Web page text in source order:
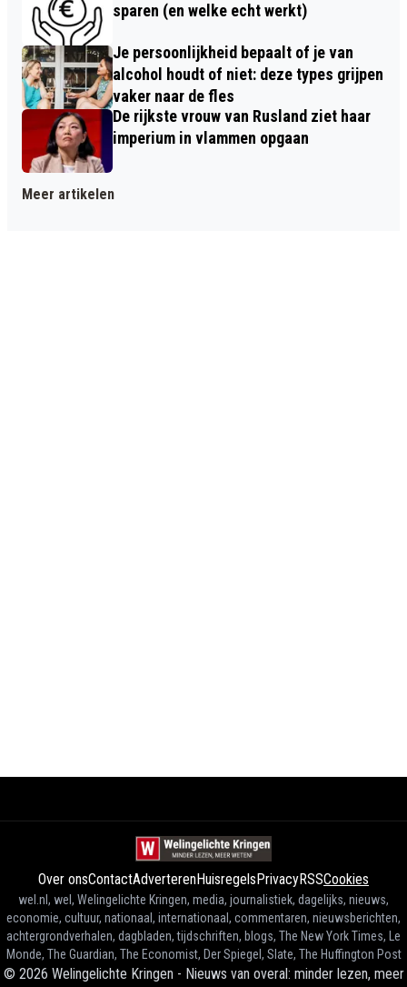
sparen (en welke echt werkt)
Je persoonlijkheid bepaalt of je van
alcohol houdt of niet: deze types grijpen
vaker naar de fles
De rijkste vrouw van Rusland ziet haar
imperium in vlammen opgaan
Meer artikelen
Over onsContactAdverterenHuisregels PrivacyRSSCookies
wel.nl, wel, Welingelichte Kringen, media, journalistiek, dagelijks, nieuws,
economie, cultuur, nationaal, internationaal, commentaren, nieuwsberichten,
achtergrondverhalen, dagbladen, tijdschriften, blogs, The New York Times, Le
Monde, The Guardian, The Economist, Der Spiegel, Slate, The Huffington Post
© 2026 Welingelichte Kringen - Nieuws van overal: minder lezen, meer